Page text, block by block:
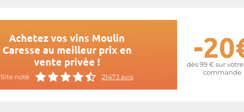
Achetez vos vins Moulin
Caresse au meilleur prix en
vente privée !
Site noté 21473 avis
-
dès 99 € sur votre
commande